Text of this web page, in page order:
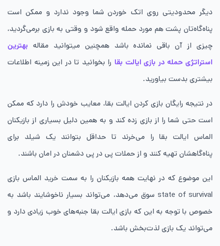
دیگر محدودیتی روی اتک خوردن شما وجود ندارد و ممکن است
پناه‌گاه‌تان پشت هم مورد حمله واقع شود و وقتی به بازی برمی‌گردید،
چیزی از آن باقی نمانده باشد همچنین میتوانید مقاله بهترین
استراتژی حمله در بازی ایالت بقا را بخوانید تا در این زمینه اطلاعات
بیشتری بدست بیاورید.
در نتیجه رایگان بازی کردن ایالت بقا، معایب خودش را دارد که ممکن
است حتی شما را از بازی زده کند و به همین دلیل بسیاری از بازیکنان
الماس ایالت بقا را می‌خرند تا حداقل بتوانند یک شیلد برای
پناه‌گاهشان تهیه کنند و از حملات پی در پی دشمنان در امان باشند.
این موضوع که در نهایت همه بازیکنان را به سمت خرید الماس بازی
state of survival سوق می‌دهد، می‌تواند بسیار ناخوشایند باشد به
خصوص با توجه به این که بازی ایالت بقا جنبه‌های خوب زیادی دارد و
می‌تواند یک بازی لذت‌بخش باشد.